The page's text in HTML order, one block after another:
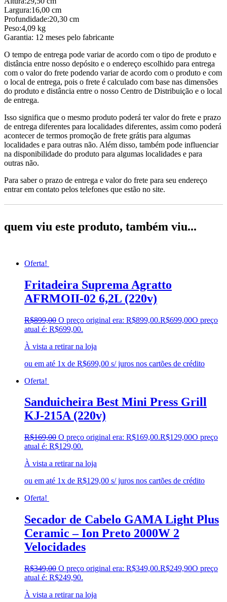
Largura:16,00 cm
Profundidade:20,30 cm
Peso:4,09 kg
Garantia: 12 meses pelo fabricante
O tempo de entrega pode variar de acordo com o tipo de produto e
distância entre nosso depósito e o endereço escolhido para entrega
com o valor do frete podendo variar de acordo com o produto e com
o local de entrega, pois o frete é calculado com base nas dimensões
do produto e distância entre o nosso Centro de Distribuição e o local
de entrega.
Isso significa que o mesmo produto poderá ter valor do frete e prazo
de entrega diferentes para localidades diferentes, assim como poderá
acontecer de termos promoção de frete grátis para algumas
localidades e para outras não. Além disso, também pode influenciar
na disponibilidade do produto para algumas localidades e para
outras não.
Para saber o prazo de entrega e valor do frete para seu endereço
entrar em contato pelos telefones que estão no site.
quem viu este produto, também viu...
Oferta!
Fritadeira Suprema Agratto
AFRMOII-02 6,2L (220v)
R$899,00 O preço original era: R$899,00.R$699,00O preço
atual é: R$699,00.
À vista a retirar na loja
ou em até 1x de R$699,00 s/ juros nos cartões de crédito
Oferta!
Sanduicheira Best Mini Press Grill
KJ-215A (220v)
R$169,00 O preço original era: R$169,00.R$129,00O preço
atual é: R$129,00.
À vista a retirar na loja
ou em até 1x de R$129,00 s/ juros nos cartões de crédito
Oferta!
Secador de Cabelo GAMA Light Plus
Ceramic – Ion Preto 2000W 2
Velocidades
R$349,00 O preço original era: R$349,00.R$249,90O preço
atual é: R$249,90.
À vista a retirar na loja